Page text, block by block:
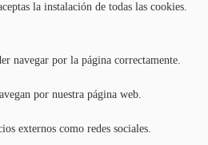
la instalación de todas las cookies.
navegar por la página correctamente.
por nuestra página web.
externos como redes sociales.